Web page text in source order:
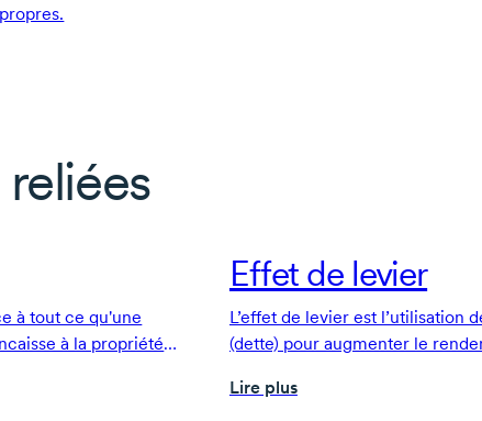
propres.
à tout ce qu'une
à la propriété
de l'entreprise: les
Effet de levier
L’effet de levier est l’utilisation
(dette) pour augmenter le
Lire plus